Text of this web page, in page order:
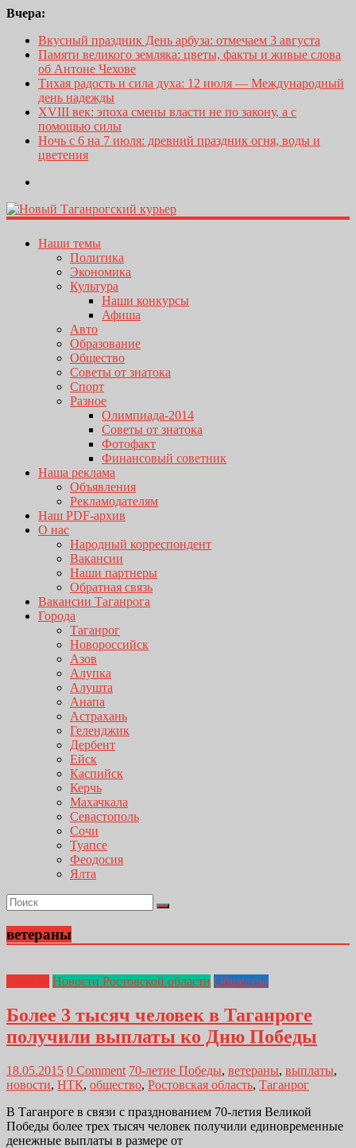
Вчера:
Вкусный праздник День арбуза: отмечаем 3 августа
Памяти великого земляка: цветы, факты и живые слова
об Антоне Чехове
Тихая радость и сила духа: 12 июля — Международный
день надежды
XVIII век: эпоха смены власти не по закону, а с
помощью силы
Ночь с 6 на 7 июля: древний праздник огня, воды и
цветения
Наши темы
Политика
Экономика
Культура
Наши конкурсы
Афиша
Авто
Образование
Общество
Советы от знатока
Спорт
Разное
Олимпиада-2014
Советы от знатока
Фотофакт
Финансовый советник
Наша реклама
Объявления
Рекламодателям
Наш PDF-архив
О нас
Народный корреспондент
Вакансии
Наши партнеры
Обратная связь
Вакансии Таганрога
Города
Таганрог
Новороссийск
Азов
Алупка
Алушта
Анапа
Астрахань
Геленджик
Дербент
Ейск
Каспийск
Керчь
Махачкала
Севастополь
Сочи
Туапсе
Феодосия
Ялта
ветераны
Новости Ростовской области Общество
Более 3 тысяч человек в Таганроге
получили выплаты ко Дню Победы
18.05.2015 0 Comment 70-летие Победы, ветераны, выплаты,
новости, НТК, общество, Ростовская область, Таганрог
В Таганроге в связи с празднованием 70-летия Великой
Победы более трех тысяч человек получили единовременные
денежные выплаты в размере от